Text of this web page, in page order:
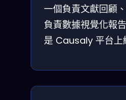
一個負責文獻回顧
負責數據視覺化報
是 Causaly 平台上